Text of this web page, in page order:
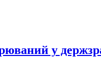
у